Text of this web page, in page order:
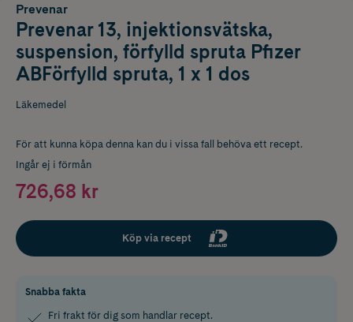
Prevenar
Prevenar 13, injektionsvätska,
suspension, förfylld spruta Pfizer
ABFörfylld spruta, 1 x 1 dos
Läkemedel
För att kunna köpa denna kan du i vissa fall behöva ett recept.
Ingår ej i förmån
726,68 kr
Köp via recept
Snabba fakta
Fri frakt för dig som handlar recept.